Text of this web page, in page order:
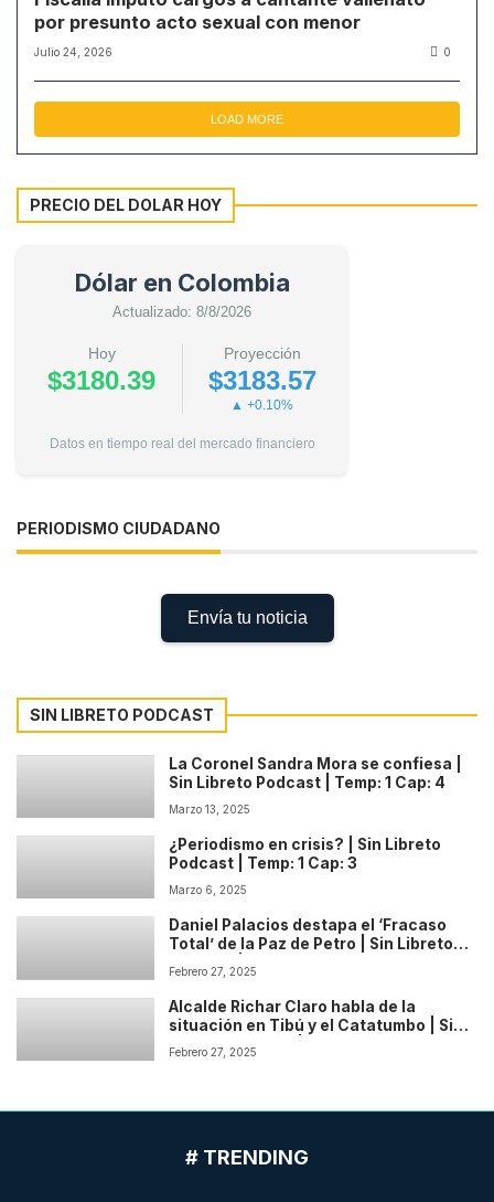
por presunto acto sexual con menor
Julio 24, 2026 0
LOAD MORE
PRECIO DEL DOLAR HOY
Dólar en Colombia
Actualizado: 8/8/2026
Hoy
$3180.39
Proyección
$3183.57
▲ +0.10%
Datos en tiempo real del mercado financiero
PERIODISMO CIUDADANO
Envía tu noticia
SIN LIBRETO PODCAST
La Coronel Sandra Mora se confiesa |
Sin Libreto Podcast | Temp: 1 Cap: 4
Marzo 13, 2025
¿Periodismo en crisis? | Sin Libreto
Podcast | Temp: 1 Cap: 3
Marzo 6, 2025
Daniel Palacios destapa el ‘Fracaso
Total’ de la Paz de Petro | Sin Libreto
Podcast | Temp: 1 Cap: 2
Febrero 27, 2025
Alcalde Richar Claro habla de la
situación en Tibú y el Catatumbo | Sin
Libreto Podcast | Temp: 1 Cap: 1
Febrero 27, 2025
# TRENDING